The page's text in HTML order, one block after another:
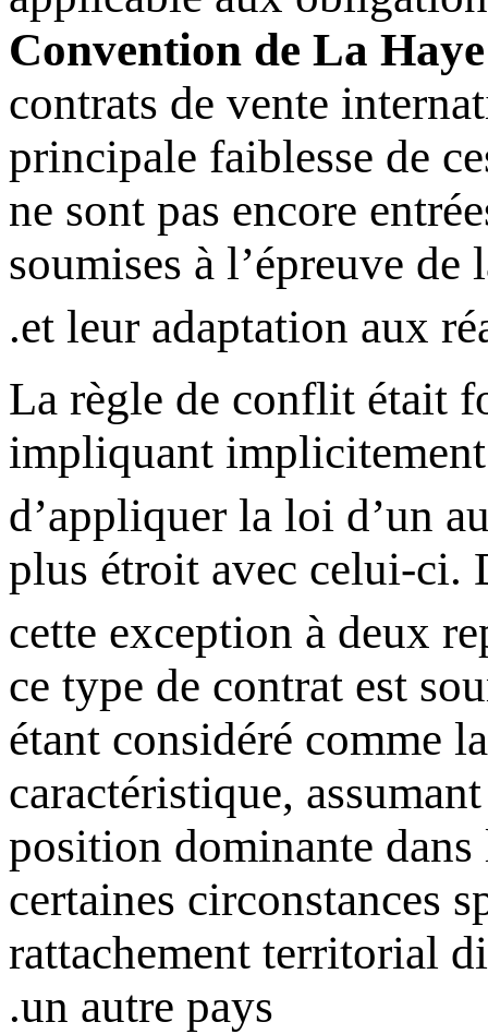
Convention de La
contrats de vente
principale faiblesse de
ne sont pas encore
soumises à l’épreuve
et leur adaptation aux
.
La règle de conflit était
impliquant implicitement
d’appliquer la loi d’un
plus étroit avec celui-ci.
cette exception à deux
ce type de contrat est
étant considéré comme
caractéristique,
position dominante
certaines circonstances
rattachement territorial
un autre pays.